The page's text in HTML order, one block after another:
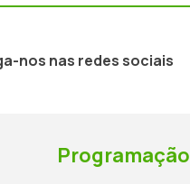
nos nas redes sociais
Programação